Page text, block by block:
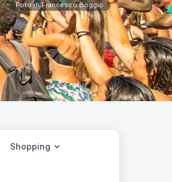
Foto di Francesco Boggio
Shopping